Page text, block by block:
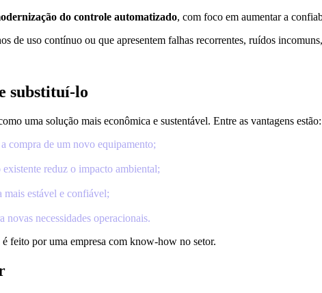
do controle automatizado, com foco em aumentar a
de uso contínuo ou que apresentem falhas recorrentes, ruídos
substituí-lo
uma solução mais econômica e sustentável. Entre as vantagens estão:
compra de um novo equipamento;
reduz o impacto ambiental;
estável e confiável;
novas necessidades operacionais.
feito por uma empresa com know-how no setor.